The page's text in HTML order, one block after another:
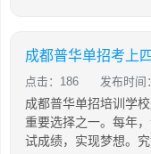
成都普华单招考上
点击：186 发布时间
成都普华单招培训学
重要选择之一。每年
试成绩，实现梦想。